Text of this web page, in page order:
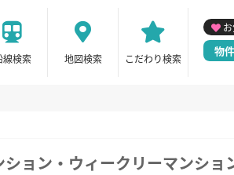
線検索 地図検索 こだわり検索
物
ョン・ウィークリーマンショ